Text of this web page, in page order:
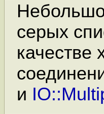
серых
качестве
и